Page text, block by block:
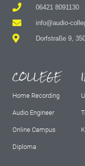
06421 8091130
info@audio-
Dorfstraße 9,
COLLEGE
Home Recording
Audio Engineer
Online Campus
Diploma